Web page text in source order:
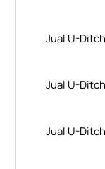
Jual U-Ditch
Jual U-
Jual U-